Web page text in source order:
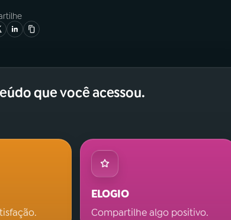
que você acessou.
ELOGIO
Compartilhe algo positivo.